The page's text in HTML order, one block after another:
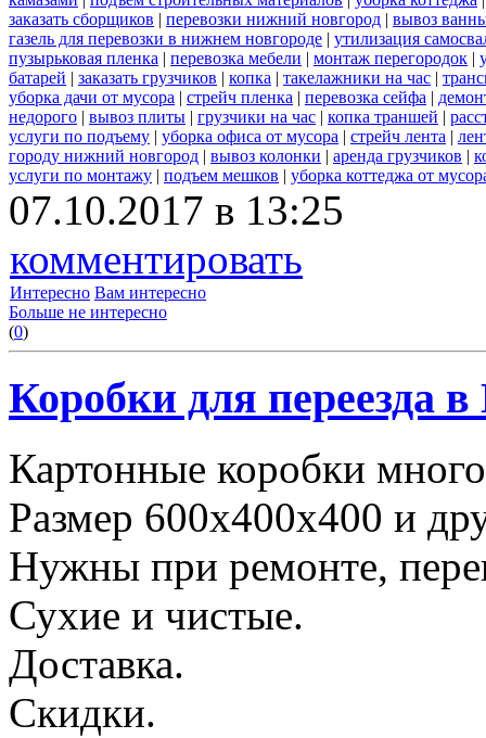
заказать сборщиков | перевозки нижний новгород | вывоз
газель для перевозки в нижнем новгороде | утилизация
пузырьковая пленка | перевозка мебели | монтаж перегородок |
батарей | заказать грузчиков | копка | такелажники на час |
уборка дачи от мусора | стрейч пленка | перевозка сейфа |
недорого | вывоз плиты | грузчики на час | копка траншей |
услуги по подъему | уборка офиса от мусора | стрейч лента |
городу нижний новгород | вывоз колонки | аренда грузчиков |
услуги по монтажу | подъем мешков | уборка коттеджа от
07.10.2017 в 13:25
комментировать
Интересно Вам интересно
Больше не интересно
(0)
Коробки для переезда
Картонные коробки
Размер 600х400х400 и
Нужны при ремонте,
Сухие и чистые.
Доставка.
Скидки.